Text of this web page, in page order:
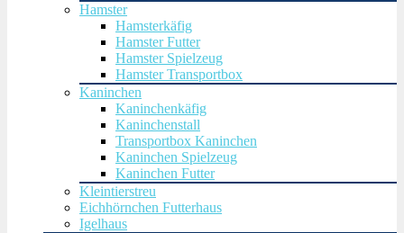
Hamster
Hamsterkäfig
Hamster Futter
Hamster Spielzeug
Hamster Transportbox
Kaninchen
Kaninchenkäfig
Kaninchenstall
Transportbox Kaninchen
Kaninchen Spielzeug
Kaninchen Futter
Kleintierstreu
Eichhörnchen Futterhaus
Igelhaus